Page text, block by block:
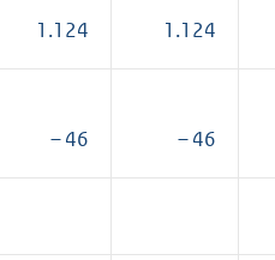
1.124 1.124
– 46 – 46